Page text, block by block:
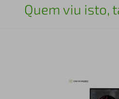
Quem viu isto,